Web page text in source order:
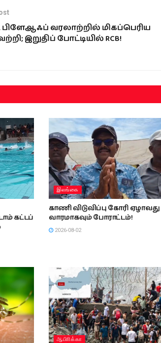
பிளேஆஃப் வரலாற்றில் மிகப்பெரிய
இறுதிப் போட்டியில் RCB!
கட்டப்
இலங்கை
காணி விடுவிப்பு கோரி ஏழாவது
வாரமாகவும் போராட்டம்!
2026-08-02
ஆபிாிக்கா